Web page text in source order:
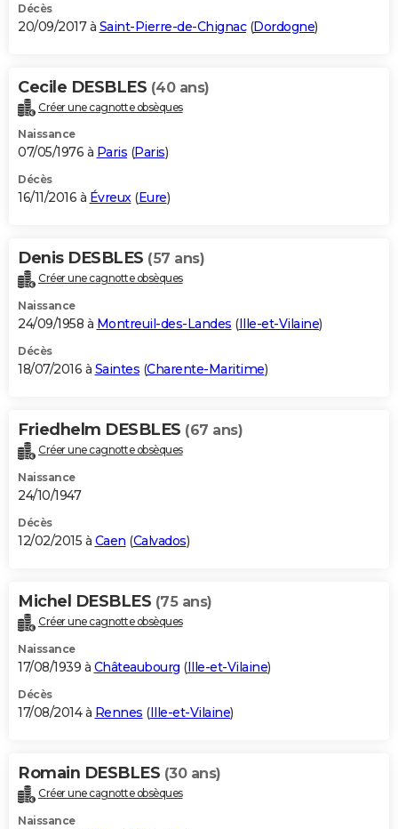
Décès
20/09/2017 à Saint-Pierre-de-Chignac(Dordogne)
Cecile DESBLES (40 ans)
Créer une cagnotte obsèques
Naissance
07/05/1976 à Paris (Paris)
Décès
16/11/2016 à Évreux(Eure)
Denis DESBLES (57 ans)
Créer une cagnotte obsèques
Naissance
24/09/1958 à Montreuil-des-Landes (Ille-et-Vilaine)
Décès
18/07/2016 à Saintes (Charente-Maritime)
Friedhelm DESBLES (67 ans)
Créer une cagnotte obsèques
Naissance
24/10/1947
Décès
12/02/2015 à Caen (Calvados)
Michel DESBLES (75 ans)
Créer une cagnotte obsèques
Naissance
17/08/1939 à Châteaubourg (Ille-et-Vilaine)
Décès
17/08/2014 à Rennes (Ille-et-Vilaine)
Romain DESBLES (30 ans)
Créer une cagnotte obsèques
Naissance